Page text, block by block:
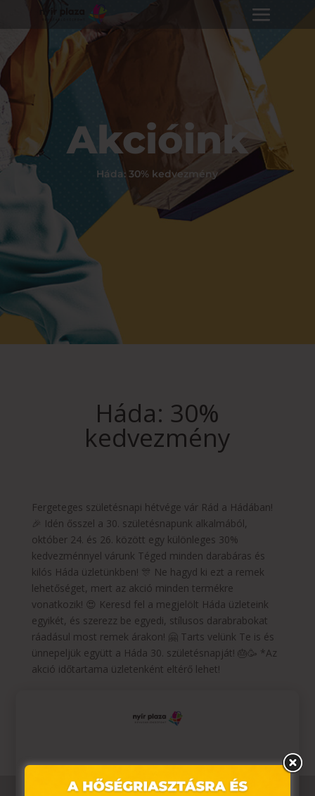
Akcióink
Háda: 30% kedvezmény
Háda: 30%
kedvezmény
Fergeteges születésnapi hétvége vár Rád a Hádában!
🎉 Idén ősszel a 30. születésnapunk alkalmából,
október 24. és 26. között egy különleges 30%
kedvezménnyel várunk Téged minden darabáras és
kilós Háda üzletünkben! 🎊 Ne hagyd ki ezt a remek
lehetőséget, mert az akció minden termékre
vonatkozik! 😍 Keresd fel a megjelölt Háda üzleteink
egyikét, és szerezz be egyedi, stílusos darabrabokat
ráadásul most remek árakon! 🤗 Tarts velünk Te is és
ünnepeljük együtt a Háda 30. születésnapját! 🎂🥳 *Az
akció időtartama üzletenként eltérő lehet!
Ez az oldal sütiket használ